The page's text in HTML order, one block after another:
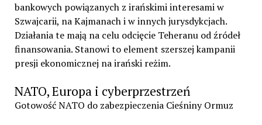
bankowych powiązanych z irańskimi interesami w
Szwajcarii, na Kajmanach i w innych jurysdykcjach.
Działania te mają na celu odcięcie Teheranu od źródeł
finansowania. Stanowi to element szerszej kampanii
presji ekonomicznej na irański reżim.
NATO, Europa i cyberprzestrzeń
Gotowość NATO do zabezpieczenia Cieśniny Ormuz